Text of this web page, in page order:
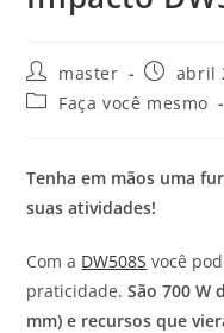
master
abril
Faça você mesmo
Tenha em mãos uma
suas atividades!
Com a DW508S você
praticidade.São 700 W
mm) e recursos que